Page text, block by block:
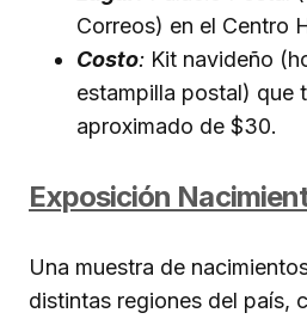
Correos) en el Centro
Costo: Kit navideño
estampilla postal) que
aproximado de $30.
Exposición
Una muestra de
distintas regiones del país,